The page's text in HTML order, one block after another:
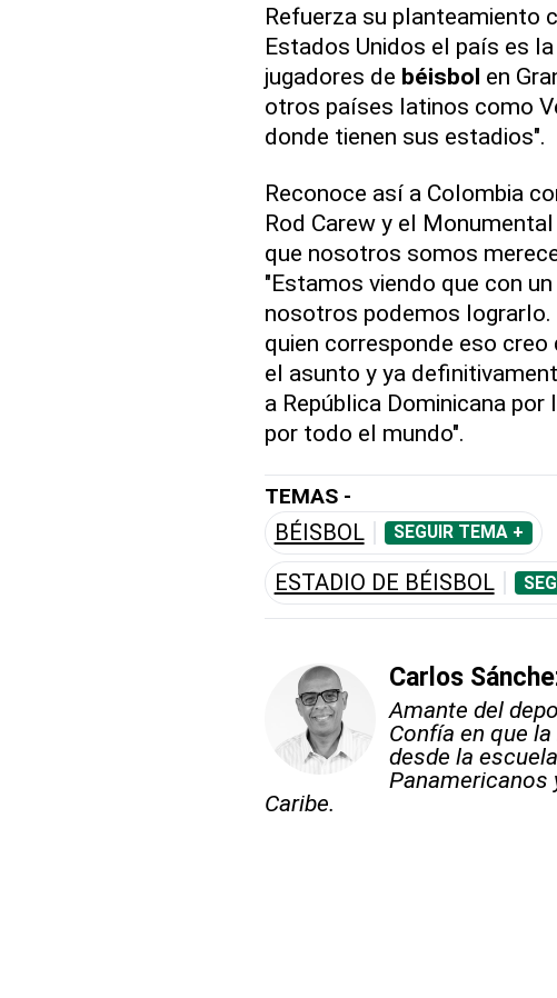
Refuerza su planteamiento
Estados Unidos el país es
jugadores de béisbol en
otros países latinos como
donde tienen sus estadios".
Reconoce así a Colombia
Rod Carew y el
que nosotros somos
"Estamos viendo que con
nosotros podemos
quien corresponde eso
el asunto y ya
a República Dominicana
por todo el mundo".
TEMAS -
BÉISBOL SEGUIR TEMA +
ESTADIO DE BÉISBOL
Carlos
Amante del
Confía en que
desde la
Panamericanos
Caribe.